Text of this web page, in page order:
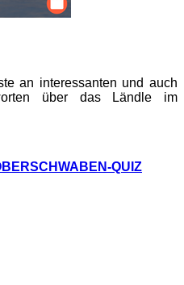
an interessanten und auch
über das Ländle im
QUIZ